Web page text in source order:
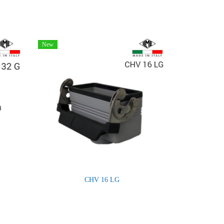
New
CHV 16 LG